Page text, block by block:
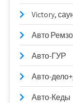
Victory,
Авто
Авто-ГУР
Авто-
Авто-Кеды